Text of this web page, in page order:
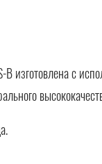
изготовлена с